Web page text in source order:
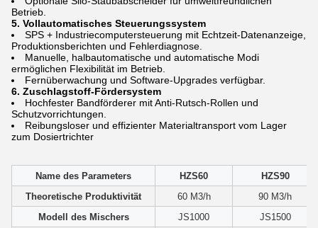
Betrieb.
5. Vollautomatisches Steuerungssystem
SPS + Industriecomputersteuerung mit Echtzeit-Datenanzeige,
Produktionsberichten und Fehlerdiagnose.
Manuelle, halbautomatische und automatische Modi
ermöglichen Flexibilität im Betrieb.
Fernüberwachung und Software-Upgrades verfügbar.
6. Zuschlagstoff-Fördersystem
Hochfester Bandförderer mit Anti-Rutsch-Rollen und
Schutzvorrichtungen.
Reibungsloser und effizienter Materialtransport vom Lager
zum Dosiertrichter
Name des Parameters HZS60
HZS90
Theoretische Produktivität
60 M3/h
90 M3/h
Modell des Mischers
JS1000
JS1500